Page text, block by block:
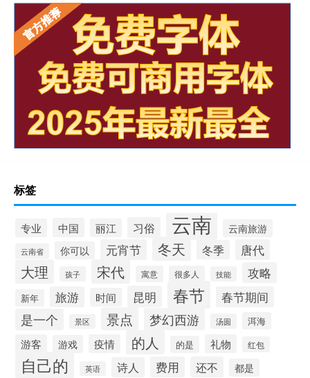
标签
专业 中国 丽江 习俗 云南 云南旅游
云南省 你可以 元宵节 冬天 冬季 唐代
大理 孩子 宋代 寓意 很多人 技能 攻略
新年 旅游 时间 昆明 春节 春节期间
是一个 景区 景点 梦幻西游 汤圆 洱海
游客 游戏 疫情 的人 的是 礼物 红包
自己的 英语 诗人 费用 还不 都是